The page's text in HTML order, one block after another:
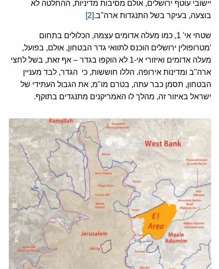
יישובי עוטף ירושלים, אולם מסיבות מדיניות, ההחלטה לא
בוצעה, בעיקר בשל התנגדות ארה"ב.[2]
שטחי אי' 1, כמו מעלה אדומים עצמה, הכלולים בתחום
'מטרופולין ירושלים הוכנס לתוואי גדר הבטחון, אולם, בפועל,
מעלה אדומים ואיזורי אי-1 לא הוקפו בגדר – אף זאת, בשל לחצי
ארה"ב ומדינות אירופה. הללו חוששות, כי הגדר, לבד מעניין
הבטחון, תסמן כבר עתה, בטרם מו"מ, את הגבול העתידי של
ישראל באיזור זה, מהלך לו האמריקנים מתנגדים בתוקף.